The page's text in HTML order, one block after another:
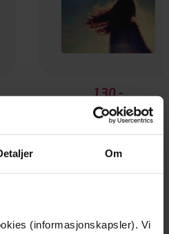
Om
(informasjonskapsler). Vi
130,-
Bilgewater
Jane Gardam